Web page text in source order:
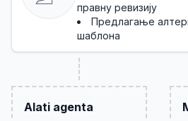
правну ревизију
Предлагање
шаблона
Alati agenta